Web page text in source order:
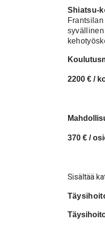
Shiatsu-
2200 € /
370 € /
Sisältää